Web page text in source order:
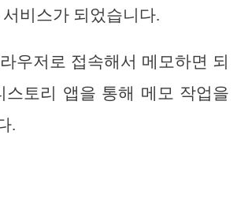
비스가 되었습니다.
우저로 접속해서 메모하면 되
스토리 앱을 통해 메모 작업을
.